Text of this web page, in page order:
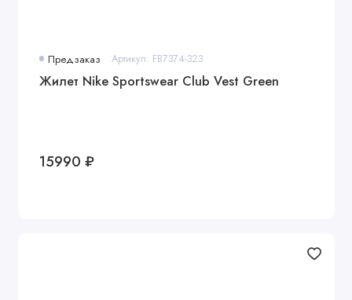
Предзаказ Артикул: FB7374-323
Жилет Nike Sportswear Club Vest Green
15990 ₽